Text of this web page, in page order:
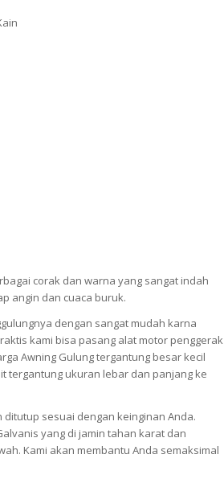
corak dan warna yang sangat indah
angin dan cuaca buruk.
dengan sangat mudah karna
kami bisa pasang alat motor penggerak
Awning Gulung tergantung besar kecil
tergantung ukuran lebar dan panjang ke
sesuai dengan keinginan Anda.
yang di jamin tahan karat dan
Kami akan membantu Anda semaksimal